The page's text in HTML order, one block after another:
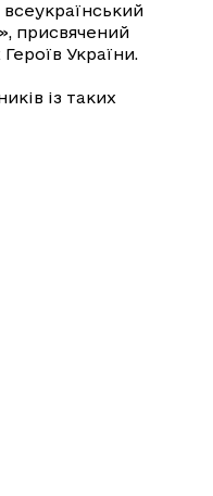
присвячений
України.
із таких